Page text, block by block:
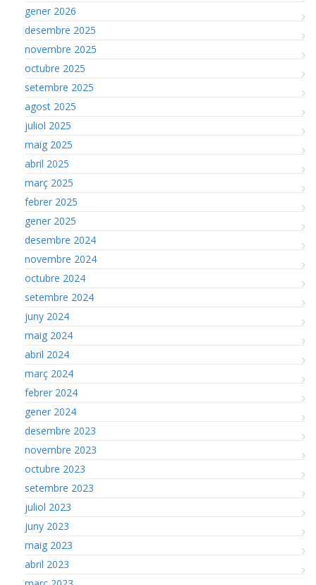
gener 2026
desembre 2025
novembre 2025
octubre 2025
setembre 2025
agost 2025
juliol 2025
maig 2025
abril 2025
març 2025
febrer 2025
gener 2025
desembre 2024
novembre 2024
octubre 2024
setembre 2024
juny 2024
maig 2024
abril 2024
març 2024
febrer 2024
gener 2024
desembre 2023
novembre 2023
octubre 2023
setembre 2023
juliol 2023
juny 2023
maig 2023
abril 2023